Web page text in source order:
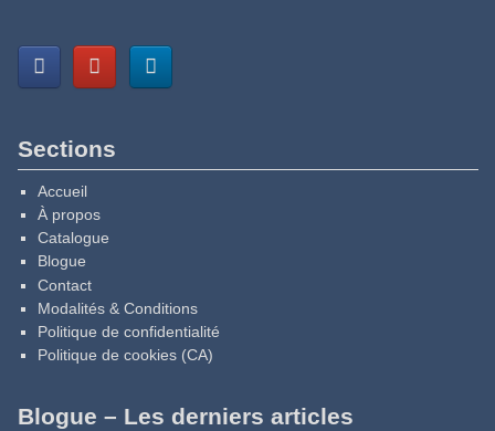
Sections
Accueil
À propos
Catalogue
Blogue
Contact
Modalités & Conditions
Politique de confidentialité
Politique de cookies (CA)
Blogue – Les derniers articles